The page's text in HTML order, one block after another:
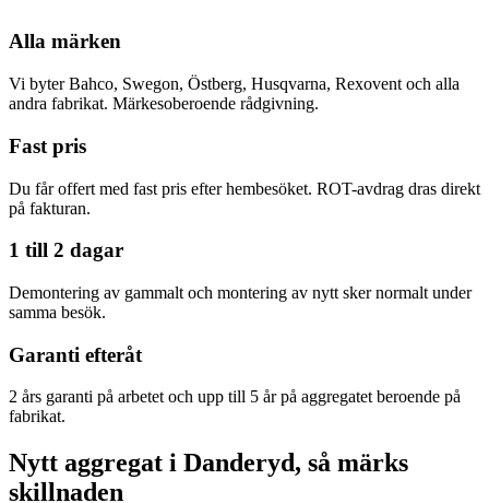
Alla märken
Vi byter Bahco, Swegon, Östberg, Husqvarna, Rexovent och alla
andra fabrikat. Märkesoberoende rådgivning.
Fast pris
Du får offert med fast pris efter hembesöket. ROT-avdrag dras direkt
på fakturan.
1 till 2 dagar
Demontering av gammalt och montering av nytt sker normalt under
samma besök.
Garanti efteråt
2 års garanti på arbetet och upp till 5 år på aggregatet beroende på
fabrikat.
Nytt aggregat i Danderyd, så märks
skillnaden